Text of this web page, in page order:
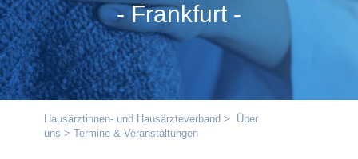
- Frankfurt -
Hausärztinnen- und Hausärzteverband > Über
uns > Termine & Veranstaltungen